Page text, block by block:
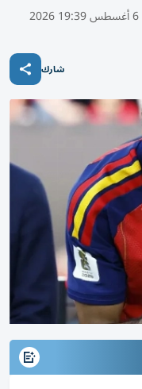
6 أغسطس 19:39 2026
شارك